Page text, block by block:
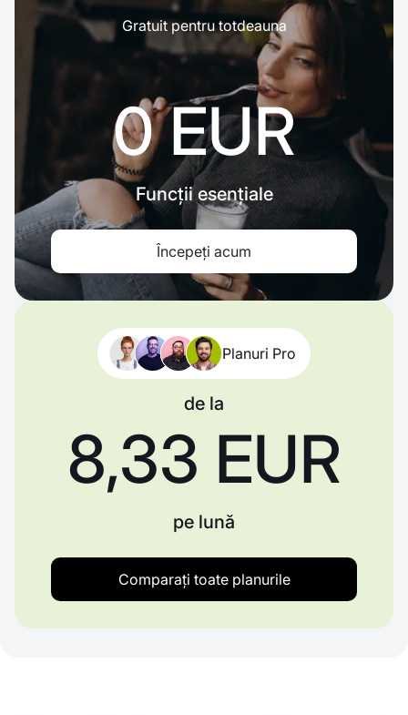
Gratuit pentru totdeauna
0 EUR
Funcții esențiale
Începeți acum
Planuri Pro
de la
8,33 EUR
pe lună
Comparați toate planurile